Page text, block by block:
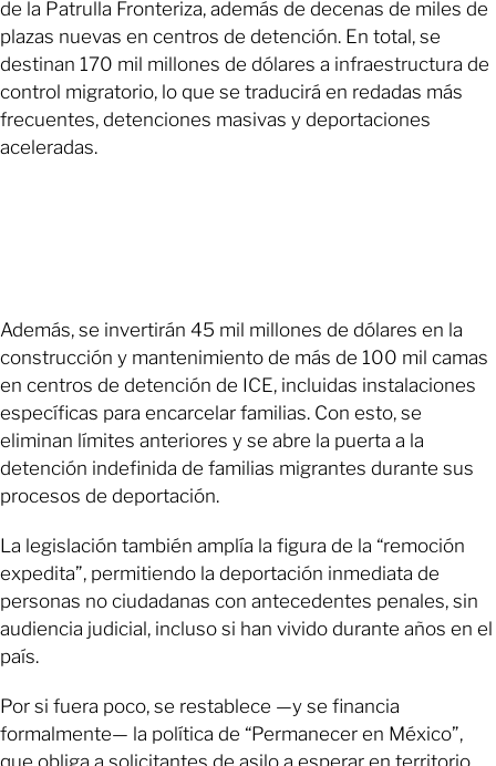
de la Patrulla Fronteriza, además de decenas de miles de
plazas nuevas en centros de detención. En total, se
destinan 170 mil millones de dólares a infraestructura de
control migratorio, lo que se traducirá en redadas más
frecuentes, detenciones masivas y deportaciones
aceleradas.
Además, se invertirán 45 mil millones de dólares en la
construcción y mantenimiento de más de 100 mil camas
en centros de detención de ICE, incluidas instalaciones
específicas para encarcelar familias. Con esto, se
eliminan límites anteriores y se abre la puerta a la
detención indefinida de familias migrantes durante sus
procesos de deportación.
La legislación también amplía la figura de la “remoción
expedita”, permitiendo la deportación inmediata de
personas no ciudadanas con antecedentes penales, sin
audiencia judicial, incluso si han vivido durante años en el
país.
Por si fuera poco, se restablece —y se financia
formalmente— la política de “Permanecer en México”,
que obliga a solicitantes de asilo a esperar en territorio